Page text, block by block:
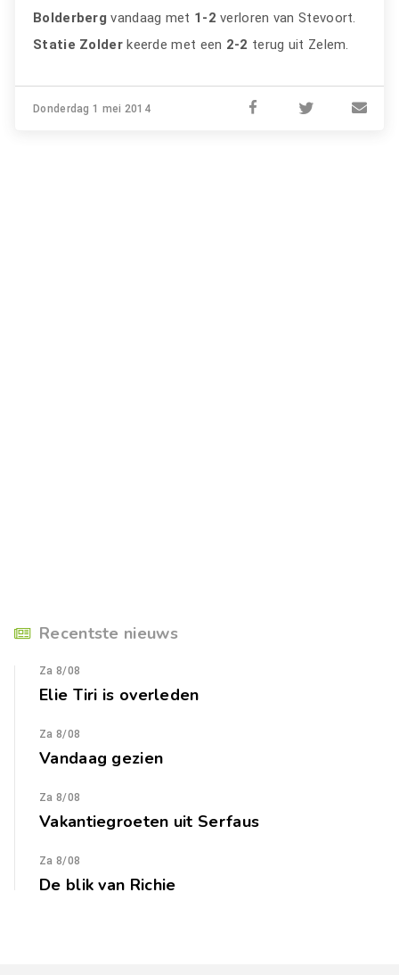
Bolderbergvandaag met 1-2 verloren van Stevoort.
Statie Zolderkeerde met een 2-2 terug uit Zelem.
Donderdag 1 mei 2014
Recentste nieuws
Za 8/08
Elie Tiri is overleden
Za 8/08
Vandaag gezien
Za 8/08
Vakantiegroeten uit Serfaus
Za 8/08
De blik van Richie